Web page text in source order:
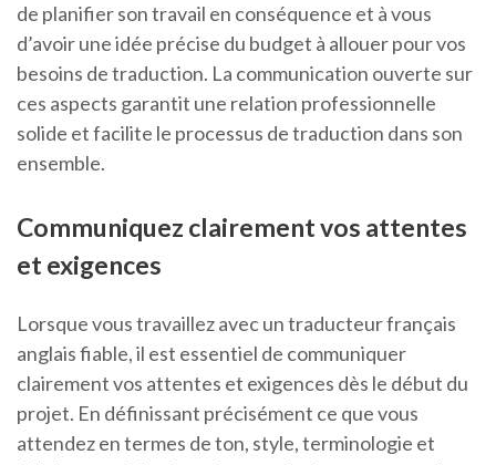
de planifier son travail en conséquence et à vous
d’avoir une idée précise du budget à allouer pour vos
besoins de traduction. La communication ouverte sur
ces aspects garantit une relation professionnelle
solide et facilite le processus de traduction dans son
ensemble.
Communiquez clairement vos attentes
et exigences
Lorsque vous travaillez avec un traducteur français
anglais fiable, il est essentiel de communiquer
clairement vos attentes et exigences dès le début du
projet. En définissant précisément ce que vous
attendez en termes de ton, style, terminologie et